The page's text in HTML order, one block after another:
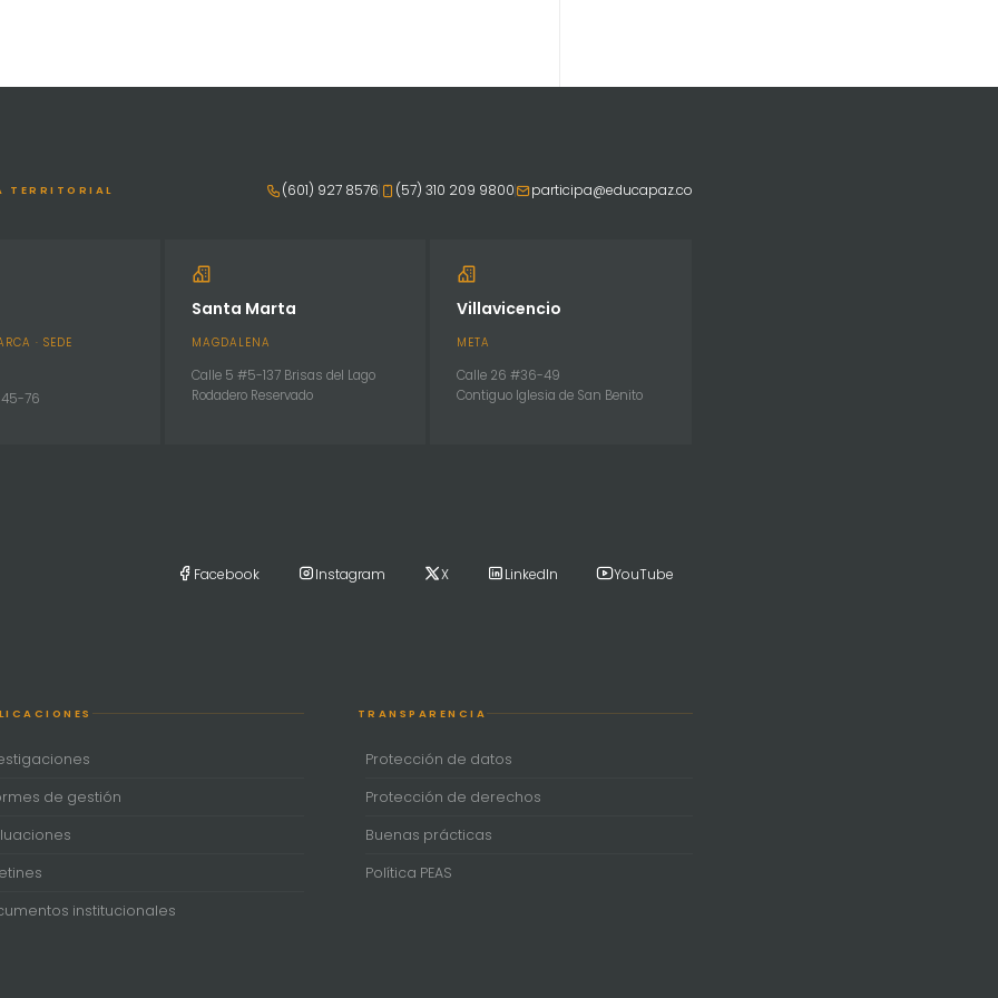
TERRITORIAL (601) 927 8576 (57) 310 209 9800 participa@educapaz.co
· SEDE
45-76
Santa Marta
MAGDALENA
Calle 5 #5-137 Brisas del Lago
Rodadero Reservado
Villavicencio
META
Calle 26 #36-49
Contiguo Iglesia de San Benito
Facebook Instagram X LinkedIn YouTube
de gestión
institucionales
TRANSPARENCIA
Protección de datos
Protección de derechos
Buenas prácticas
Política PEAS